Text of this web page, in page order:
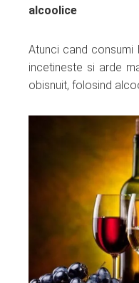
alcoolice
Atunci cand consumi
incetineste si arde
obisnuit, folosind